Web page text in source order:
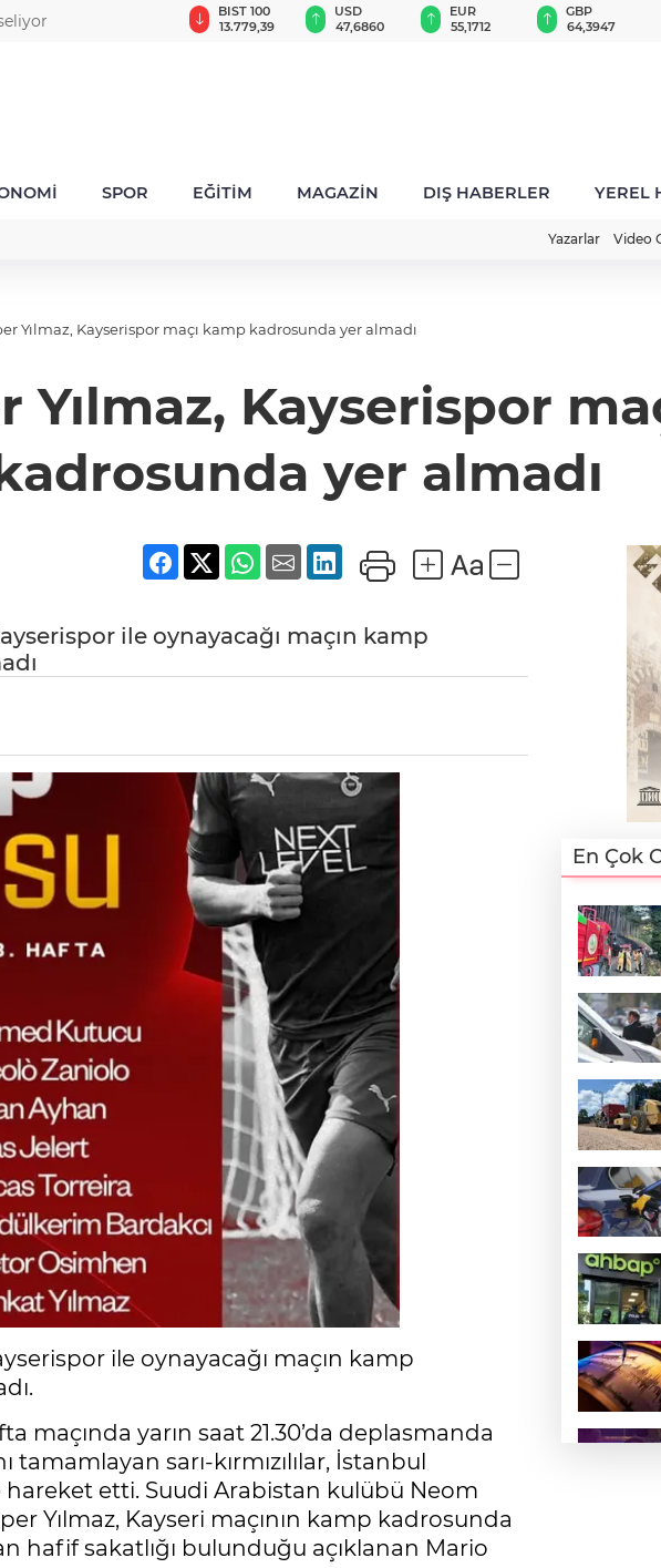
BIST 100
13.779,39
USD
47,6860
EUR
55,1712
GBP
64,3947
SPOR EĞİTİM MAGAZİN DIŞ HABERLER YEREL
Yazarlar Video
Yılmaz, Kayserispor maçı kamp kadrosunda yer almadı
Yılmaz, Kayserispor
yer almadı
ile oynayacağı maçın kamp
ile oynayacağı maçın kamp
maçında yarın saat 21.30’da deplasmanda
tamamlayan sarı-kırmızılılar, İstanbul
hareket etti. Suudi Arabistan kulübü Neom
Yılmaz, Kayseri maçının kamp kadrosunda
hafif sakatlığı bulunduğu açıklanan Mario
En Çok